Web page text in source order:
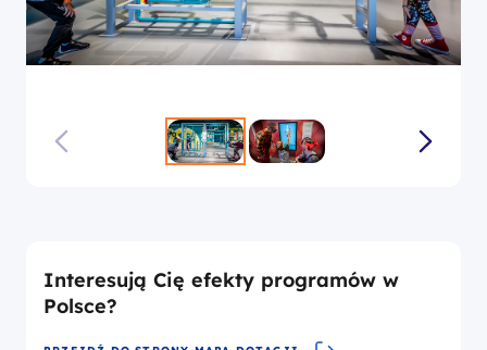
Interesują Cię efekty programów w
Polsce?